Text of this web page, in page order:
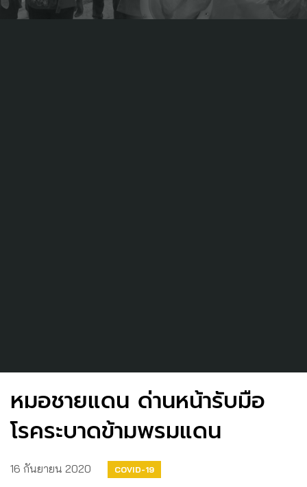
หมอชายแดน ด่านหน้ารับมือ
โรคระบาดข้ามพรมแดน
16 กันยายน 2020 COVID-19